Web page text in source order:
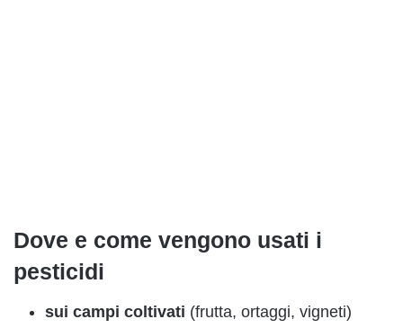
Dove e come vengono usati i
pesticidi
sui campi coltivati (frutta, ortaggi, vigneti)